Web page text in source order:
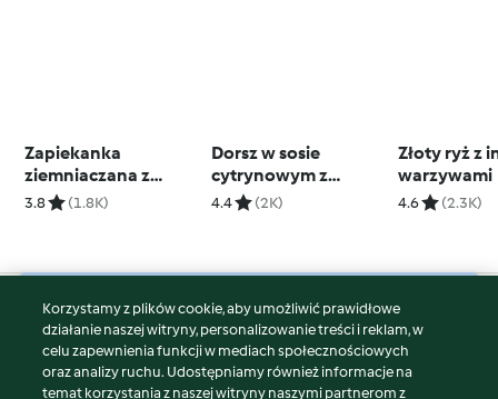
Zapiekanka
ziemniaczana z
łososiem i koperkiem
3.8 (1.8K)
Dorsz w sosie
cytrynowym z
musztardą i
4.4 (2K)
Złoty ryż z
warzywami
4.6 (2.3K)
© Copyright 2026
Warunki korzystania
Polityka prywatności
Korzystamy z plików cookie, aby umożliwić prawidłowe
działanie naszej witryny, personalizowanie treści i reklam, w
celu zapewnienia funkcji w mediach społecznościowych
oraz analizy ruchu. Udostępniamy również informacje na
temat korzystania z naszej witryny naszymi partnerom z